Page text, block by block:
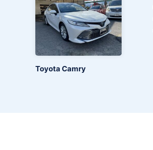
Toyota Camry